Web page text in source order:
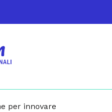
per innovare